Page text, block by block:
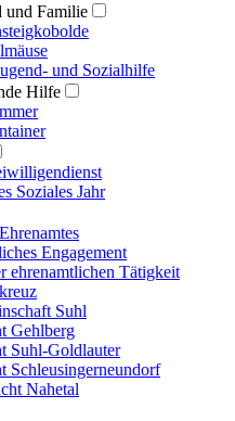
und Familie
und Sozialhilfe
Hilfe
Soziales Jahr
Engagement
ehrenamtlichen Tätigkeit
Suhl
Gehlberg
Suhl-Goldlauter
Schleusingerneundorf
Nahetal